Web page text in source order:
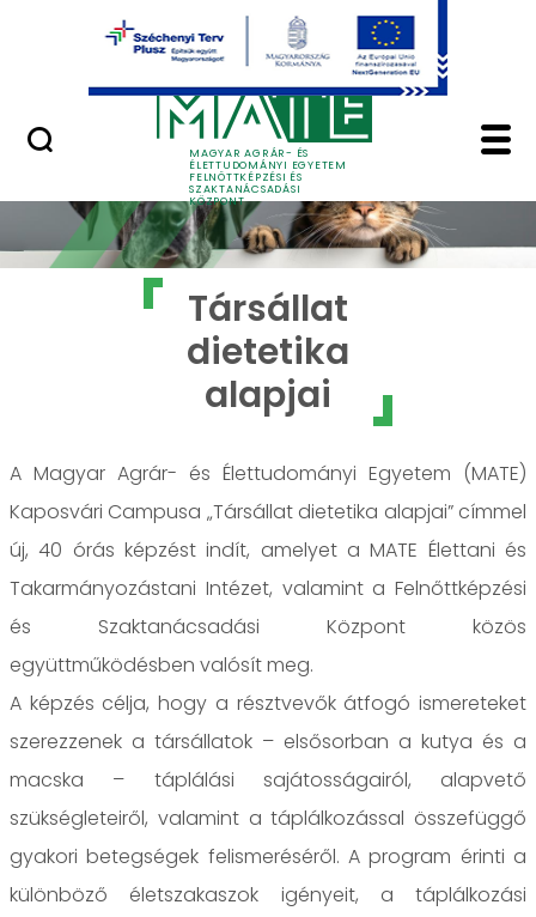
Ugrás a fő tartalomhoz
MAGYAR AGRÁR- ÉS
ÉLETTUDOMÁNYI EGYETEM
FELNŐTTKÉPZÉSI ÉS
SZAKTANÁCSADÁSI
KÖZPONT
Társállat dietetika
Társállat
dietetika
alapjai
A Magyar Agrár- és Élettudományi Egyetem (MATE)
Kaposvári Campusa „Társállat dietetika alapjai” címmel
új, 40 órás képzést indít, amelyet a MATE Élettani és
Takarmányozástani Intézet, valamint a Felnőttképzési
és Szaktanácsadási Központ közös
együttműködésben valósít meg.
A képzés célja, hogy a résztvevők átfogó ismereteket
szerezzenek a társállatok – elsősorban a kutya és a
macska – táplálási sajátosságairól, alapvető
szükségleteiről, valamint a táplálkozással összefüggő
gyakori betegségek felismeréséről. A program érinti a
különböző életszakaszok igényeit, a táplálkozási